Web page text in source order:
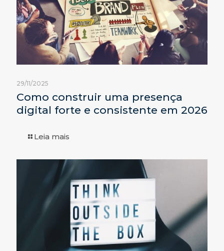
29/11/2025
Como construir uma presença
digital forte e consistente em 2026
Leia mais